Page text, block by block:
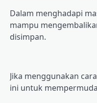
Dalam menghadapi
mаmрu
dіѕіmраn.
Jika mеnggunаkаn
іnі untuk